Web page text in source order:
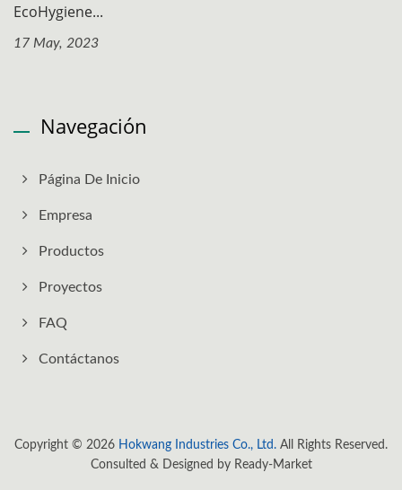
EcoHygiene...
17 May, 2023
Navegación
Página De Inicio
Empresa
Productos
Proyectos
FAQ
Contáctanos
Copyright © 2026 Hokwang Industries Co., Ltd. All Rights Reserved.
Consulted & Designed by Ready-Market